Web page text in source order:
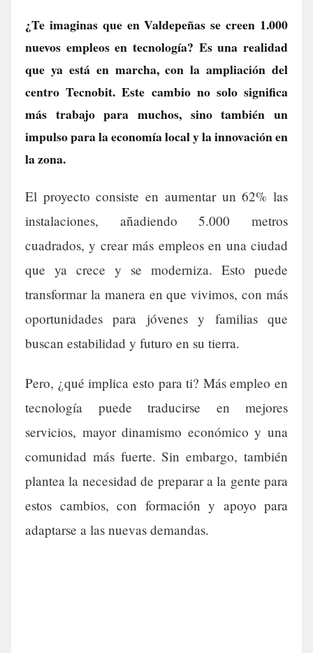
¿Te imaginas que en Valdepeñas se creen 1.000
nuevos empleos en tecnología? Es una realidad
que ya está en marcha, con la ampliación del
centro Tecnobit. Este cambio no solo significa
más trabajo para muchos, sino también un
impulso para la economía local y la innovación en
la zona.
El proyecto consiste en aumentar un 62% las
instalaciones, añadiendo 5.000 metros
cuadrados, y crear más empleos en una ciudad
que ya crece y se moderniza. Esto puede
transformar la manera en que vivimos, con más
oportunidades para jóvenes y familias que
buscan estabilidad y futuro en su tierra.
Pero, ¿qué implica esto para ti? Más empleo en
tecnología puede traducirse en mejores
servicios, mayor dinamismo económico y una
comunidad más fuerte. Sin embargo, también
plantea la necesidad de preparar a la gente para
estos cambios, con formación y apoyo para
adaptarse a las nuevas demandas.